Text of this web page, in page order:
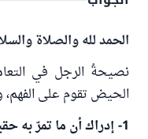
الحمد لله والصلاة
نصيحةُ الرجل في
الحيض تقوم على
1- إدراك أن ما تمرّ به حقيقي وليس تَدلّلًا: